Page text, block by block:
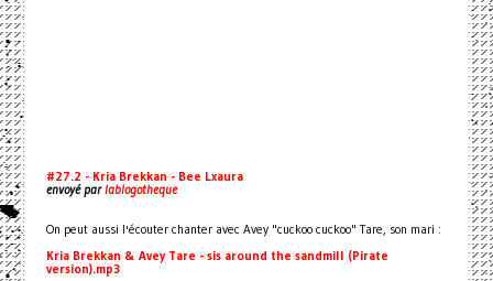
#27.2 - Kria Brekkan - Bee Lxaura
envoyé parlablogotheque
On peut aussi l'écouter chanter avec Avey "cuckoo cuckoo" Tare, son mari :
Kria Brekkan & Avey Tare - sis around the sandmill (Pirate
version).mp3